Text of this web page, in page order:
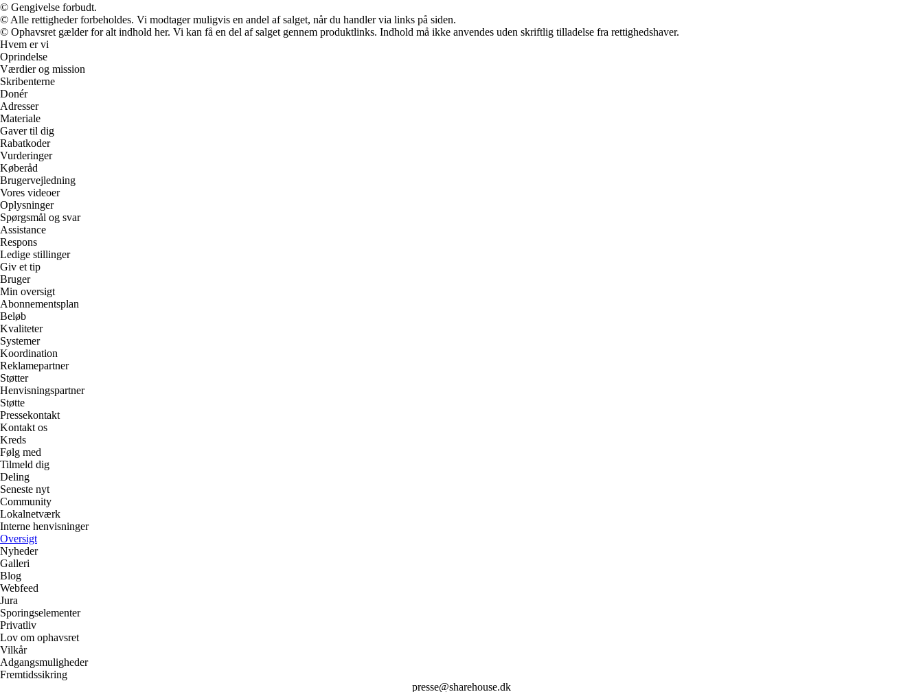
© Gengivelse forbudt.
© Alle rettigheder forbeholdes. Vi modtager muligvis en andel af salget, når du handler via links på siden.
© Ophavsret gælder for alt indhold her. Vi kan få en del af salget gennem produktlinks. Indhold må ikke anvendes uden skriftlig tilladelse fra rettighedshaver.
Hvem er vi
Oprindelse
Værdier og mission
Skribenterne
Donér
Adresser
Materiale
Gaver til dig
Rabatkoder
Vurderinger
Køberåd
Brugervejledning
Vores videoer
Oplysninger
Spørgsmål og svar
Assistance
Respons
Ledige stillinger
Giv et tip
Bruger
Min oversigt
Abonnementsplan
Beløb
Kvaliteter
Systemer
Koordination
Reklamepartner
Støtter
Henvisningspartner
Støtte
Pressekontakt
Kontakt os
Kreds
Følg med
Tilmeld dig
Deling
Seneste nyt
Community
Lokalnetværk
Interne henvisninger
Oversigt
Nyheder
Galleri
Blog
Webfeed
Jura
Sporingselementer
Privatliv
Lov om ophavsret
Vilkår
Adgangsmuligheder
Fremtidssikring
presse@sharehouse.dk